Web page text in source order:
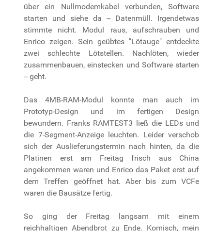
über ein Nullmodemkabel verbunden, Software
starten und siehe da -- Datenmüll. Irgendetwas
stimmte nicht. Modul raus, aufschrauben und
Enrico zeigen. Sein geübtes "Lötauge" entdeckte
zwei schlechte Lötstellen. Nachlöten, wieder
zusammenbauen, einstecken und Software starten
-- geht.
Das 4MB-RAM-Modul konnte man auch im
Prototyp-Design und im fertigen Design
bewundern. Franks RAMTEST3 ließ die LEDs und
die 7-Segment-Anzeige leuchten. Leider verschob
sich der Auslieferungstermin nach hinten, da die
Platinen erst am Freitag frisch aus China
angekommen waren und Enrico das Paket erst auf
dem Treffen geöffnet hat. Aber bis zum VCFe
waren die Bausätze fertig.
So ging der Freitag langsam mit einem
reichhaltigen Abendbrot zu Ende. Komisch, mein